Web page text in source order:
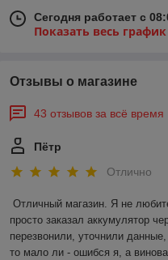
Сегодня работает с
Показать весь
Отзывы о магазине
43 отзывов за всё время
Пётр
Отлично
Отличный магазин. Я не
просто заказал аккумулятор
перезвонили, уточнили
то мало ли - ошибся я, а